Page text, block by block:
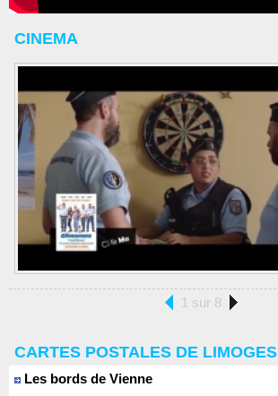
CINEMA
1 sur 8
CARTES POSTALES DE LIMOGES
Les bords de Vienne